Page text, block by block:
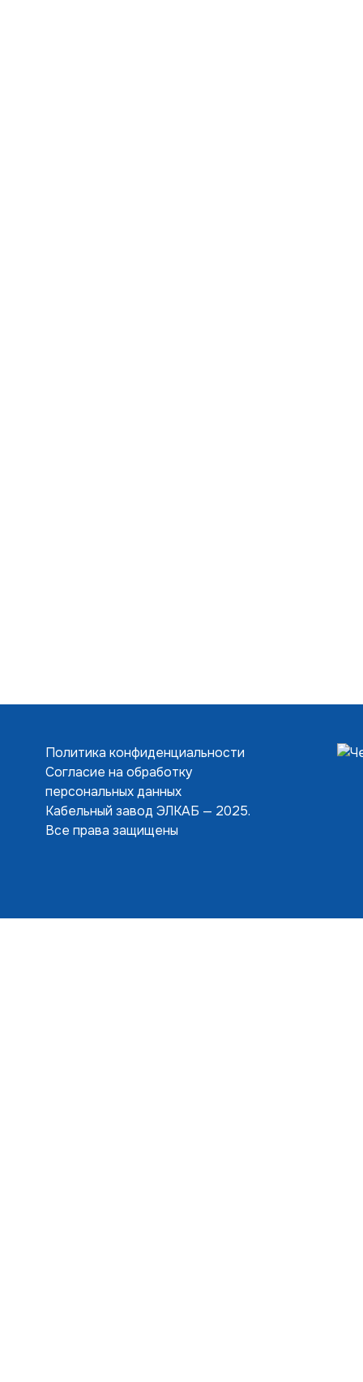
Политика конфиденциальности
Согласие на обработку
персональных данных
Кабельный завод ЭЛКАБ — 2025.
Все права защищены